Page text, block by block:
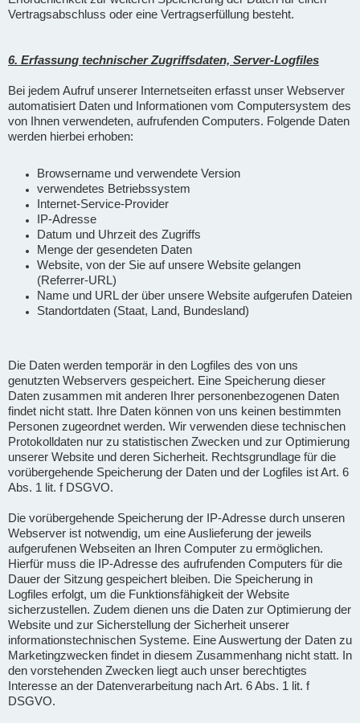
Vertragsabschluss oder eine Vertragserfüllung besteht.
6. Erfassung technischer Zugriffsdaten, Server-Logfiles
Bei jedem Aufruf unserer Internetseiten erfasst unser Webserver
automatisiert Daten und Informationen vom Computersystem des
von Ihnen verwendeten, aufrufenden Computers. Folgende Daten
werden hierbei erhoben:
Browsername und verwendete Version
verwendetes Betriebssystem
Internet-Service-Provider
IP-Adresse
Datum und Uhrzeit des Zugriffs
Menge der gesendeten Daten
Website, von der Sie auf unsere Website gelangen
(Referrer-URL)
Name und URL der über unsere Website aufgerufen Dateien
Standortdaten (Staat, Land, Bundesland)
Die Daten werden temporär in den Logfiles des von uns
genutzten Webservers gespeichert. Eine Speicherung dieser
Daten zusammen mit anderen Ihrer personenbezogenen Daten
findet nicht statt. Ihre Daten können von uns keinen bestimmten
Personen zugeordnet werden. Wir verwenden diese technischen
Protokolldaten nur zu statistischen Zwecken und zur Optimierung
unserer Website und deren Sicherheit. Rechtsgrundlage für die
vorübergehende Speicherung der Daten und der Logfiles ist Art. 6
Abs. 1 lit. f DSGVO.
Die vorübergehende Speicherung der IP-Adresse durch unseren
Webserver ist notwendig, um eine Auslieferung der jeweils
aufgerufenen Webseiten an Ihren Computer zu ermöglichen.
Hierfür muss die IP-Adresse des aufrufenden Computers für die
Dauer der Sitzung gespeichert bleiben. Die Speicherung in
Logfiles erfolgt, um die Funktionsfähigkeit der Website
sicherzustellen. Zudem dienen uns die Daten zur Optimierung der
Website und zur Sicherstellung der Sicherheit unserer
informationstechnischen Systeme. Eine Auswertung der Daten zu
Marketingzwecken findet in diesem Zusammenhang nicht statt. In
den vorstehenden Zwecken liegt auch unser berechtigtes
Interesse an der Datenverarbeitung nach Art. 6 Abs. 1 lit. f
DSGVO.